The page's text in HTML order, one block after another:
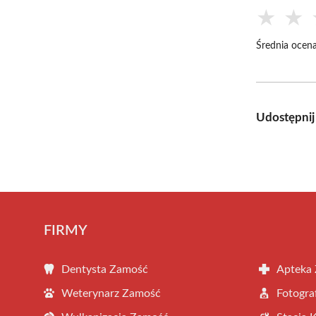
★ ★
Średnia
Udostępnij
FIRMY
Dentysta Zamość Apteka
Weterynarz Zamość